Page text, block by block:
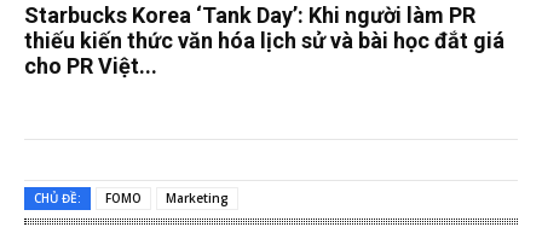
Starbucks Korea ‘Tank Day’: Khi người làm PR
thiếu kiến thức văn hóa lịch sử và bài học đắt giá
cho PR Việt...
CHỦ ĐỀ: FOMO Marketing